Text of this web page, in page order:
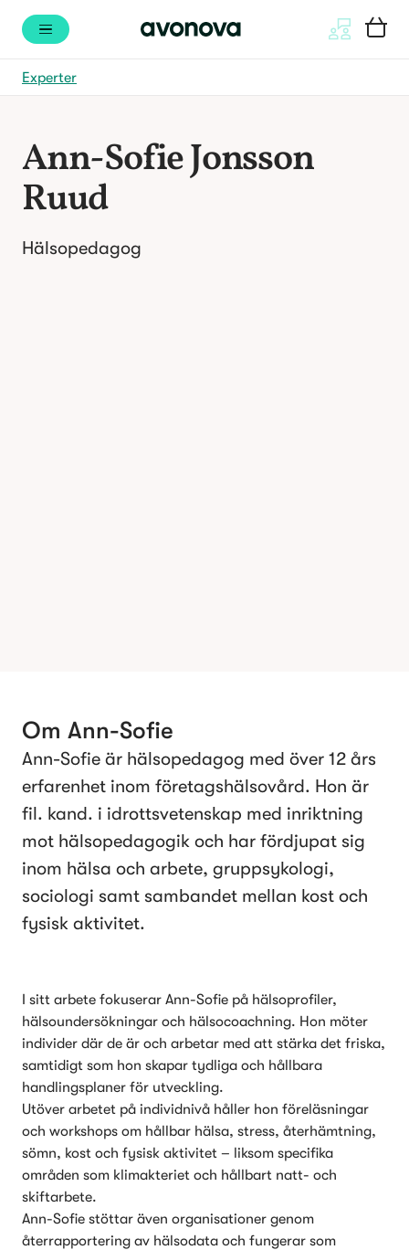
Experter
Ann-Sofie Jonsson
Ruud
Hälsopedagog
Om Ann-Sofie
Ann-Sofie är hälsopedagog med över 12 års
erfarenhet inom företagshälsovård. Hon är
fil. kand. i idrottsvetenskap med inriktning
mot hälsopedagogik och har fördjupat sig
inom hälsa och arbete, gruppsykologi,
sociologi samt sambandet mellan kost och
fysisk aktivitet.
I sitt arbete fokuserar Ann-Sofie på hälsoprofiler,
hälsoundersökningar och hälsocoachning. Hon möter
individer där de är och arbetar med att stärka det friska,
samtidigt som hon skapar tydliga och hållbara
handlingsplaner för utveckling.
Utöver arbetet på individnivå håller hon föreläsningar
och workshops om hållbar hälsa, stress, återhämtning,
sömn, kost och fysisk aktivitet – liksom specifika
områden som klimakteriet och hållbart natt- och
skiftarbete.
Ann-Sofie stöttar även organisationer genom
återrapportering av hälsodata och fungerar som